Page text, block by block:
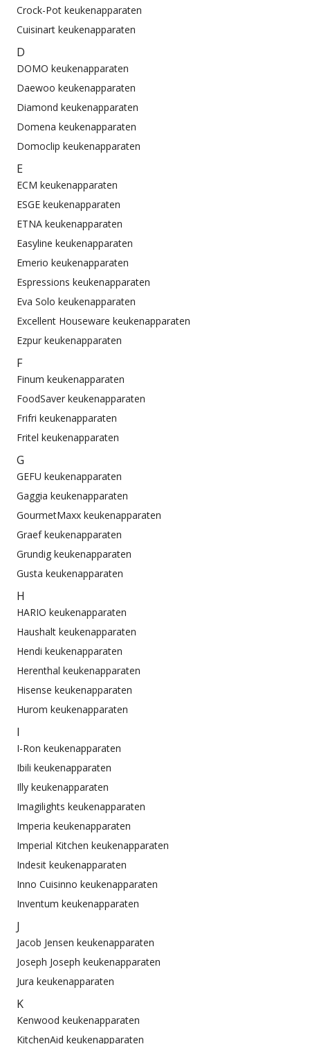
Crock-Pot keukenapparaten
Cuisinart keukenapparaten
D
DOMO keukenapparaten
Daewoo keukenapparaten
Diamond keukenapparaten
Domena keukenapparaten
Domoclip keukenapparaten
E
ECM keukenapparaten
ESGE keukenapparaten
ETNA keukenapparaten
Easyline keukenapparaten
Emerio keukenapparaten
Espressions keukenapparaten
Eva Solo keukenapparaten
Excellent Houseware keukenapparaten
Ezpur keukenapparaten
F
Finum keukenapparaten
FoodSaver keukenapparaten
Frifri keukenapparaten
Fritel keukenapparaten
G
GEFU keukenapparaten
Gaggia keukenapparaten
GourmetMaxx keukenapparaten
Graef keukenapparaten
Grundig keukenapparaten
Gusta keukenapparaten
H
HARIO keukenapparaten
Haushalt keukenapparaten
Hendi keukenapparaten
Herenthal keukenapparaten
Hisense keukenapparaten
Hurom keukenapparaten
I
I-Ron keukenapparaten
Ibili keukenapparaten
Illy keukenapparaten
Imagilights keukenapparaten
Imperia keukenapparaten
Imperial Kitchen keukenapparaten
Indesit keukenapparaten
Inno Cuisinno keukenapparaten
Inventum keukenapparaten
J
Jacob Jensen keukenapparaten
Joseph Joseph keukenapparaten
Jura keukenapparaten
K
Kenwood keukenapparaten
KitchenAid keukenapparaten